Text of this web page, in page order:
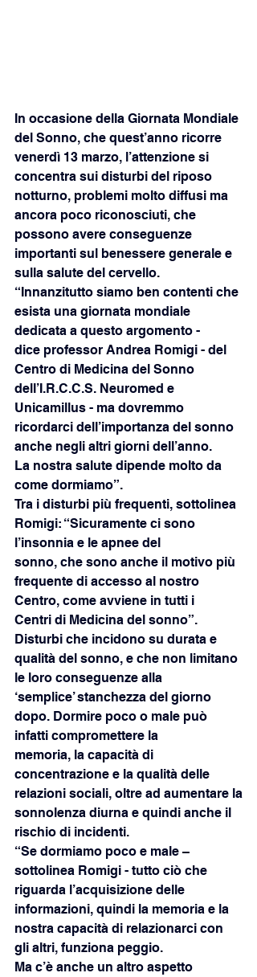
In occasione della Giornata Mondiale
del Sonno, che quest’anno ricorre
venerdì 13 marzo, l’attenzione si
concentra sui disturbi del riposo
notturno, problemi molto diffusi ma
ancora poco riconosciuti, che
possono avere conseguenze
importanti sul benessere generale e
sulla salute del cervello.
“Innanzitutto siamo ben contenti che
esista una giornata mondiale
dedicata a questo argomento -
dice professor Andrea Romigi - del
Centro di Medicina del Sonno
dell’I.R.C.C.S. Neuromed e
Unicamillus - ma dovremmo
ricordarci dell’importanza del sonno
anche negli altri giorni dell’anno.
La nostra salute dipende molto da
come dormiamo”.
Tra i disturbi più frequenti, sottolinea
Romigi: “Sicuramente ci sono
l’insonnia e le apnee del
sonno, che sono anche il motivo più
frequente di accesso al nostro
Centro, come avviene in tutti i
Centri di Medicina del sonno”.
Disturbi che incidono su durata e
qualità del sonno, e che non limitano
le loro conseguenze alla
‘semplice’ stanchezza del giorno
dopo. Dormire poco o male può
infatti compromettere la
memoria, la capacità di
concentrazione e la qualità delle
relazioni sociali, oltre ad aumentare la
sonnolenza diurna e quindi anche il
rischio di incidenti.
“Se dormiamo poco e male –
sottolinea Romigi - tutto ciò che
riguarda l’acquisizione delle
informazioni, quindi la memoria e la
nostra capacità di relazionarci con
gli altri, funziona peggio.
Ma c’è anche un altro aspetto